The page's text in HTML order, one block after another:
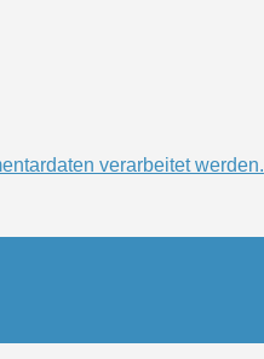
verarbeitet werden.